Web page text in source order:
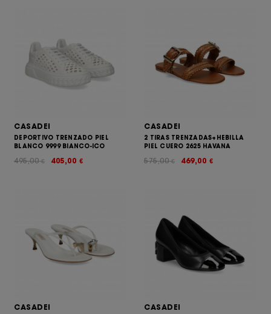
CASADEI
DEPORTIVO TRENZADO PIEL
BLANCO 9999 BIANCO-ICO
405,00 €
495,00€
CASADEI
2 TIRAS TRENZADAS+HEBILLA
PIEL CUERO 2625 HAVANA
469,00 €
575,00€
CASADEI CASADEI